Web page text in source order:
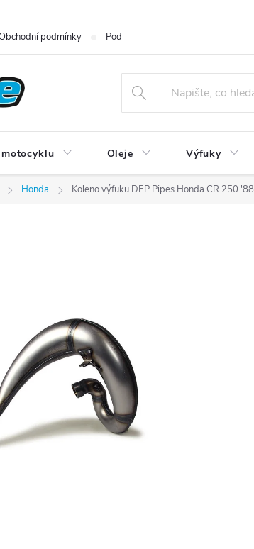
podmínky Podmínky ochrany osobních údajů
Oleje Výfuky
Honda Koleno výfuku DEP Pipes Honda CR 250 '88